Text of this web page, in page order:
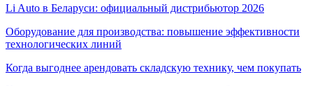
Li Auto в Беларуси: официальный дистрибьютор 2026
Оборудование для производства: повышение эффективности
технологических линий
Когда выгоднее арендовать складскую технику, чем покупать